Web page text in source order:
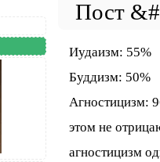
Иудаизм: 55%
Буддизм: 50%
Агностицизм:
этом не
агностицизм